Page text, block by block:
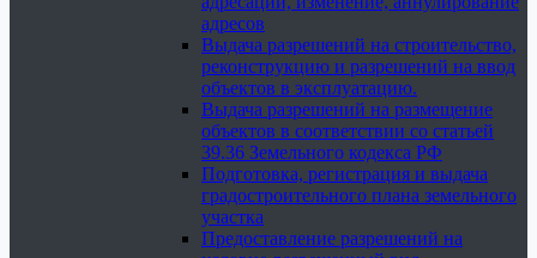
адресов
Выдача разрешений на строительство,
реконструкцию и разрешений на ввод
объектов в эксплуатацию.
Выдача разрешений на размещение
объектов в соответствии со статьей
39.36 Земельного кодекса РФ
Подготовка, регистрация и выдача
градостроительного плана земельного
участка
Предоставление разрешений на